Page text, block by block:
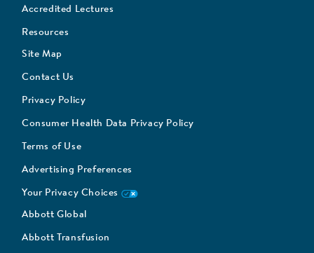
Accredited Lectures
Resources
Site Map
Contact Us
Privacy Policy
Consumer Health Data Privacy Policy
Terms of Use
Advertising Preferences
Your Privacy Choices
Abbott Global
Abbott Transfusion